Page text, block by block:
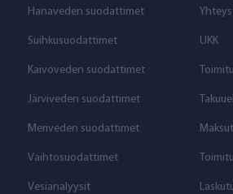
Hanaveden suodattimet
Suihkusuodattimet
Kaivoveden suodattimet
Järviveden suodattimet
Meriveden suodattimet
Vaihtosuodattimet
Vesianalyysit
UKK